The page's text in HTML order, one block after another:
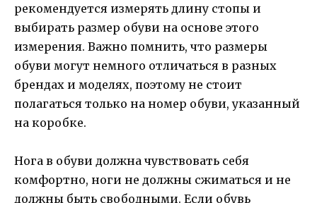
рекомендуется измерять длину стопы и
выбирать размер обуви на основе этого
измерения. Важно помнить, что размеры
обуви могут немного отличаться в разных
брендах и моделях, поэтому не стоит
полагаться только на номер обуви, указанный
на коробке.
Нога в обуви должна чувствовать себя
комфортно, ноги не должны сжиматься и не
должны быть свободными. Если обувь